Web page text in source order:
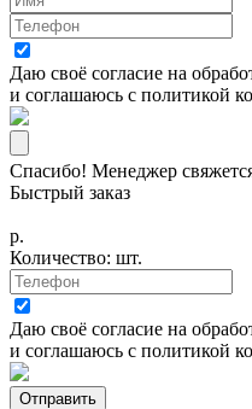
Даю своё согласие на
и соглашаюсь с политикой
Спасибо! Менеджер
Быстрый заказ
р.
Количество: шт.
Даю своё согласие на
и соглашаюсь с политикой